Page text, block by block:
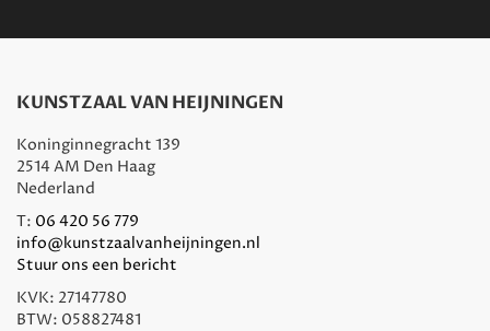
KUNSTZAAL VAN HEIJNINGEN
Koninginnegracht 139
2514 AM Den Haag
Nederland
T: 06 420 56 779
info@kunstzaalvanheijningen.nl
Stuur ons een bericht
KVK: 27147780
BTW: 058827481